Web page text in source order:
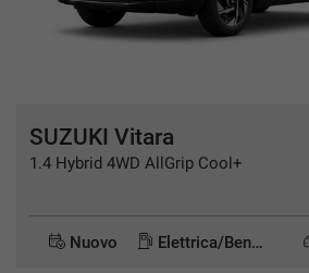
SUZUKI Vitara
1.4 Hybrid 4WD AllGrip Cool+
Nuovo Elettrica/Benzina